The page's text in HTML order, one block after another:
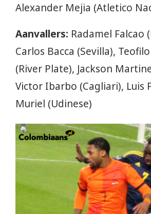
Alexander Mejia (Atletico
Aanvallers: Radamel Falcao
Carlos Bacca (Sevilla),
(River Plate), Jackson
Victor Ibarbo (Cagliari), Luis
Muriel (Udinese)